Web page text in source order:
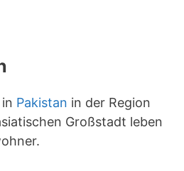
Pakistan in der Region
Großstadt leben